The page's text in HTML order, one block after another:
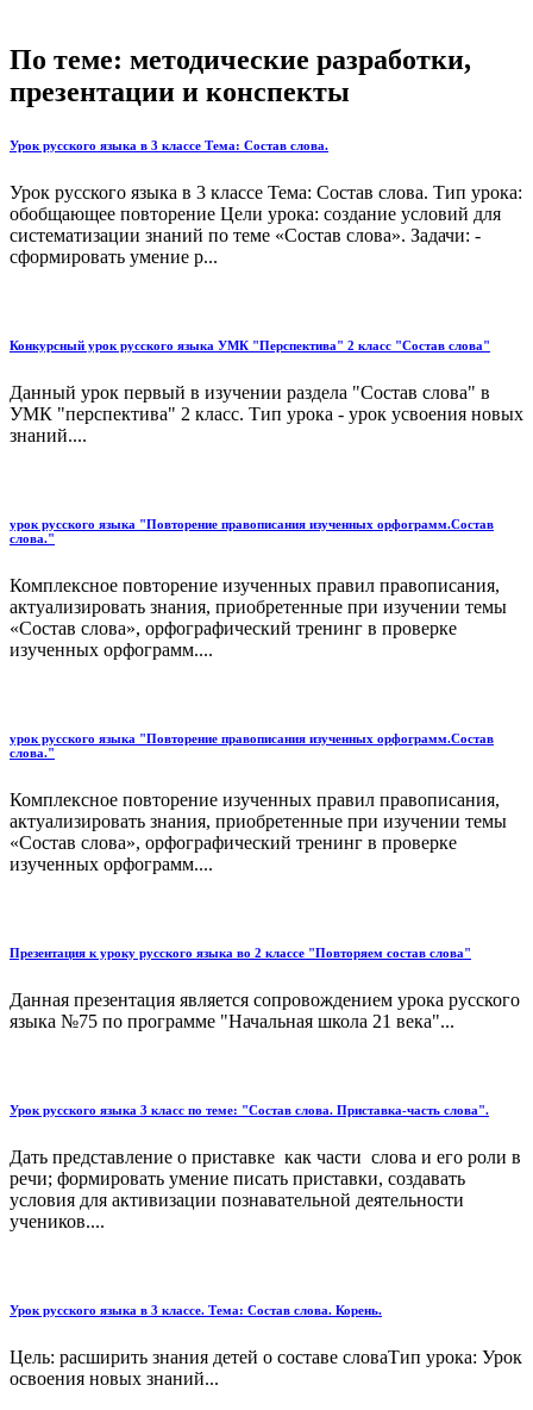
По теме: методические разработки,
презентации и конспекты
Урок русского языка в 3 классе Тема: Состав слова.
Урок русского языка в 3 классе Тема: Состав слова. Тип урока:
обобщающее повторение Цели урока: создание условий для
систематизации знаний по теме «Состав слова». Задачи: -
сформировать умение р...
Конкурсный урок русского языка УМК "Перспектива" 2 класс "Состав слова"
Данный урок первый в изучении раздела "Состав слова" в
УМК "перспектива" 2 класс. Тип урока - урок усвоения новых
знаний....
урок русского языка "Повторение правописания изученных орфограмм.Состав
слова."
Комплексное повторение изученных правил правописания,
актуализировать знания, приобретенные при изучении темы
«Состав слова», орфографический тренинг в проверке
изученных орфограмм....
урок русского языка "Повторение правописания изученных орфограмм.Состав
слова."
Комплексное повторение изученных правил правописания,
актуализировать знания, приобретенные при изучении темы
«Состав слова», орфографический тренинг в проверке
изученных орфограмм....
Презентация к уроку русского языка во 2 классе "Повторяем состав слова"
Данная презентация является сопровождением урока русского
языка №75 по программе "Начальная школа 21 века"...
Урок русского языка 3 класс по теме: "Состав слова. Приставка-часть слова".
Дать представление о приставке как части слова и его роли в
речи; формировать умение писать приставки, создавать
условия для активизации познавательной деятельности
учеников....
Урок русского языка в 3 классе. Тема: Состав слова. Корень.
Цель: расширить знания детей о составе словаТип урока: Урок
освоения новых знаний...